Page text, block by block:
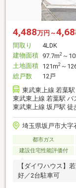
4,488万円～
間取り
4LDK
建物面積 97.7m2 ～
土地面積 121m2 ～
総戸数
12戸
東武東上線 若葉
東武東上線 若葉駅
東武東上線 坂戸駅 徒
埼玉県坂戸市大字
都市ガス
建設住宅性能評価付
【ダイワハウス】
好／2台駐車可